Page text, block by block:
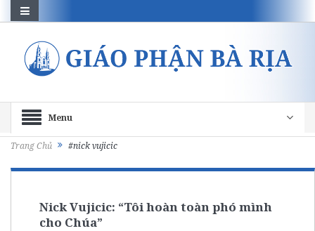
Menu
Trang Chủ #nick vujicic
Nick Vujicic: “Tôi hoàn toàn phó mình
cho Chúa”